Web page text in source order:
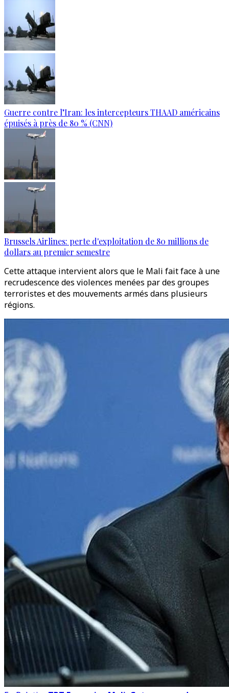
Guerre contre l’Iran: les intercepteurs THAAD américains
épuisés à près de 80 % (CNN)
Brussels Airlines: perte d'exploitation de 80 millions de
dollars au premier semestre
Cette attaque intervient alors que le Mali fait face à une
recrudescence des violences menées par des groupes
terroristes et des mouvements armés dans plusieurs
régions.